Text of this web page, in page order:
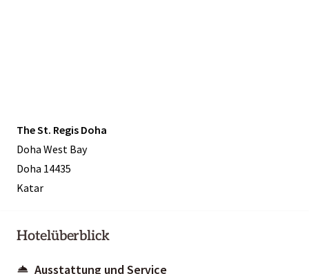
The St. Regis Doha
Doha West Bay
Doha 14435
Katar
Hotelüberblick
Ausstattung und Service